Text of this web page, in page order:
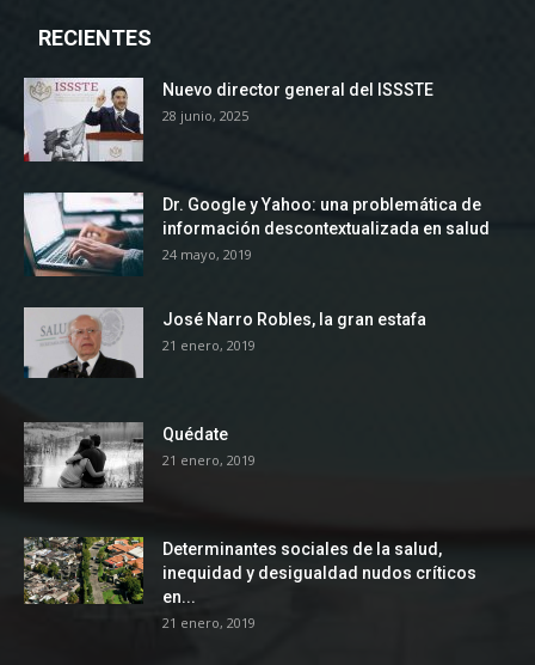
RECIENTES
Nuevo director general del ISSSTE
28 junio, 2025
Dr. Google y Yahoo: una problemática de
información descontextualizada en salud
24 mayo, 2019
José Narro Robles, la gran estafa
21 enero, 2019
Quédate
21 enero, 2019
Determinantes sociales de la salud,
inequidad y desigualdad nudos críticos
en...
21 enero, 2019